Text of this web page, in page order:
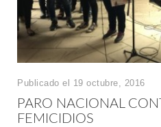
Publicado el 19 octubre, 2016
PARO NACIONAL
FEMICIDIOS